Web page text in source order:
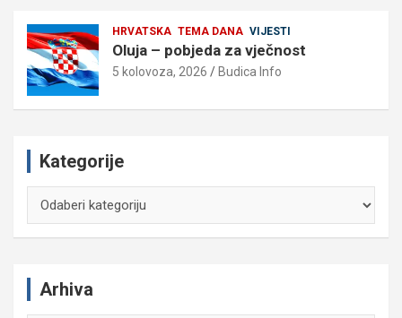
HRVATSKA TEMA DANA VIJESTI
Oluja – pobjeda za vječnost
5 kolovoza, 2026 Budica Info
Kategorije
Arhiva